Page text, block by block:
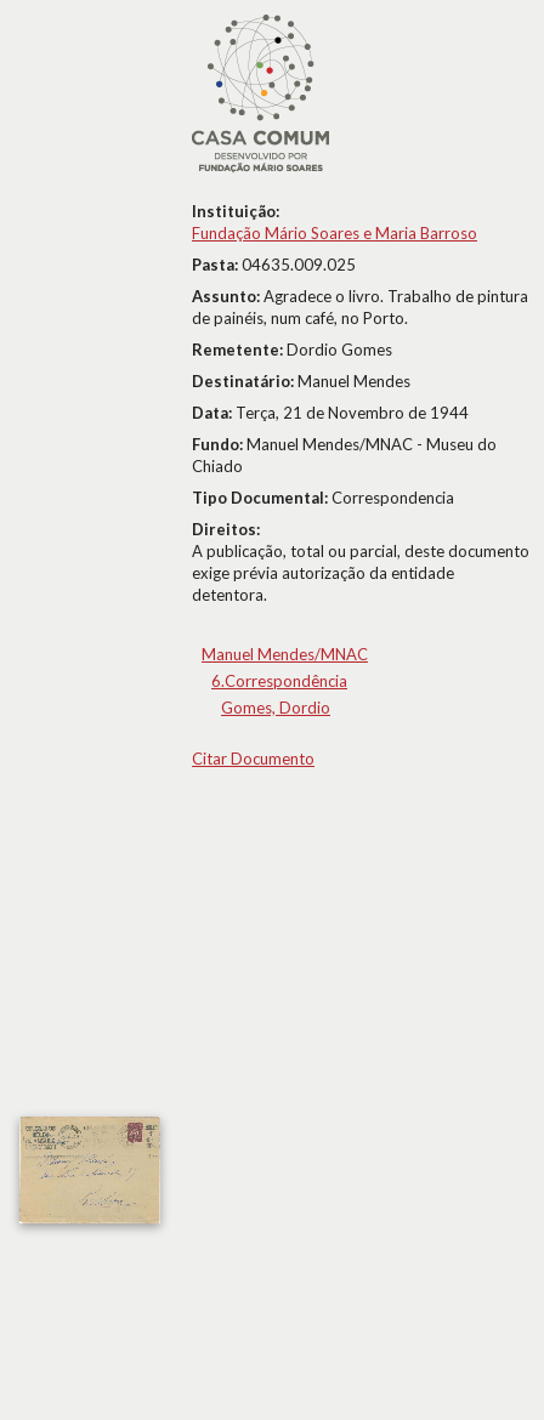
Instituição:
Fundação Mário Soares e Maria Barroso
Pasta:04635.009.025
Assunto:Agradece o livro. Trabalho de pintura
de painéis, num café, no Porto.
Remetente:Dordio Gomes
Destinatário:Manuel Mendes
Data: Terça, 21 de Novembro de 1944
Fundo:Manuel Mendes/MNAC - Museu do
Chiado
Tipo Documental:Correspondencia
Direitos:
A publicação, total ou parcial, deste documento
exige prévia autorização da entidade
detentora.
Manuel Mendes/MNAC
6.Correspondência
Gomes, Dordio
Citar Documento